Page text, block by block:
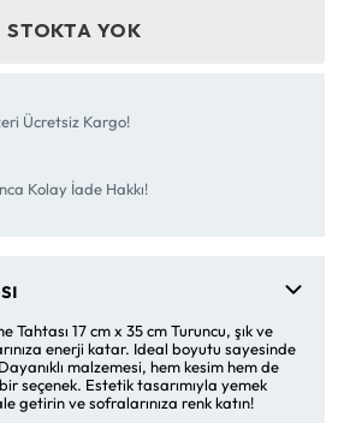
STOKTA YOK
Ücretsiz Kargo!
Kolay İade Hakkı!
Tahtası 17 cm x 35 cm Turuncu, şık ve
enerji katar. Ideal boyutu sayesinde
malzemesi, hem kesim hem de
seçenek. Estetik tasarımıyla yemek
getirin ve sofralarınıza renk katın!